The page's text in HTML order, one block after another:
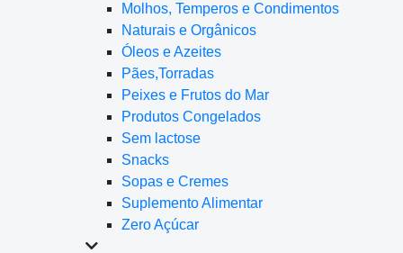
Molhos, Temperos e Condimentos
Naturais e Orgânicos
Óleos e Azeites
Pães,Torradas
Peixes e Frutos do Mar
Produtos Congelados
Sem lactose
Snacks
Sopas e Cremes
Suplemento Alimentar
Zero Açúcar